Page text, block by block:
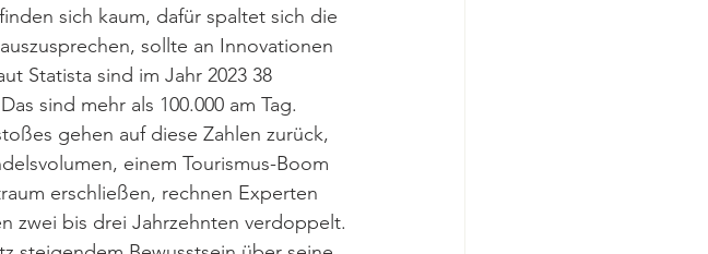
sich kaum, dafür spaltet sich die
sollte an Innovationen
Statista sind im Jahr 2023 38
sind mehr als 100.000 am Tag.
gehen auf diese Zahlen zurück,
einem Tourismus-Boom
erschließen, rechnen Experten
zwei bis drei Jahrzehnten verdoppelt.